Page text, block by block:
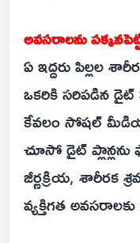
అవసరాలను
ఏ ఇద్దరు పిల్లల
ఒకరికి సరిపడిన
కేవలం సోషల్
చూసో డైట్ ప్లాన్లను
జీర్ణక్రియ, శారీరక
వ్యక్తిగత